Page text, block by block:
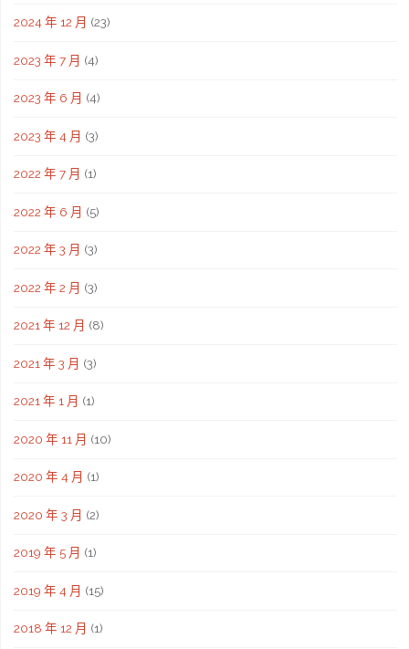
2024 年 12 月 (23)
2023 年 7 月 (4)
2023 年 6 月 (4)
2023 年 4 月 (3)
2022 年 7 月 (1)
2022 年 6 月 (5)
2022 年 3 月 (3)
2022 年 2 月 (3)
2021 年 12 月 (8)
2021 年 3 月 (3)
2021 年 1 月 (1)
2020 年 11 月 (10)
2020 年 4 月 (1)
2020 年 3 月 (2)
2019 年 5 月 (1)
2019 年 4 月 (15)
2018 年 12 月 (1)